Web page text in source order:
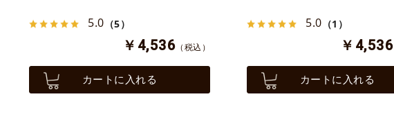
5.0 （5）
￥4,536 （税込）
カートに入れる
5.0 （1）
￥4,536
カートに入れる